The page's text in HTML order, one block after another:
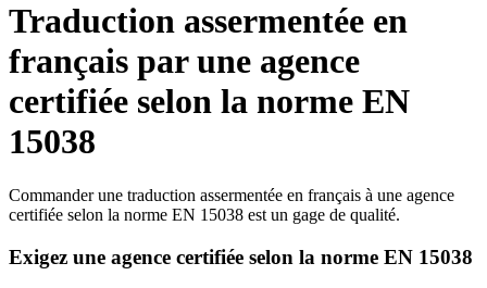
Traduction assermentée en
français par une agence
certifiée selon la norme EN
15038
Commander une traduction assermentée en français à une agence
certifiée selon la norme EN 15038 est un gage de qualité.
Exigez une agence certifiée selon la norme EN 15038